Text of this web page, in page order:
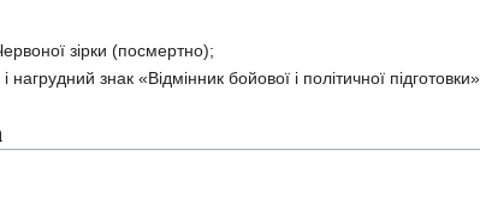
зірки (посмертно);
нагрудний знак «Відмінник бойової і політичної